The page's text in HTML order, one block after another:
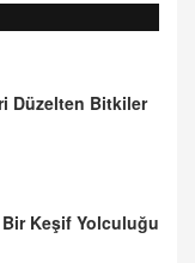
Düzelten Bitkiler
Keşif Yolculuğu